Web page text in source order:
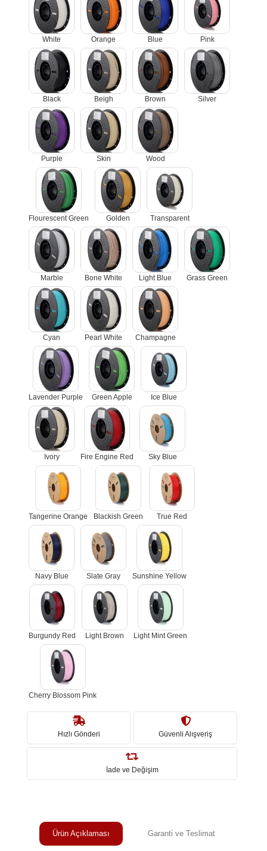
White Orange Blue Pink
Black Beigh Brown Silver
Purple Skin Wood
Flourescent Green Golden Transparent
Marble Bone White Light Blue Grass Green
Cyan Pearl White Champagne
Lavender Purple Green Apple Ice Blue
Ivory Fire Engine Red Sky Blue
Tangerine Orange Blackish Green True Red
Navy Blue Slate Gray Sunshine Yellow
Burgundy Red Light Brown Light Mint Green
Cherry Blossom Pink
Hızlı Gönderi Güvenli Alışveriş
İade ve Değişim
Ürün Açıklaması Garanti ve Teslimat